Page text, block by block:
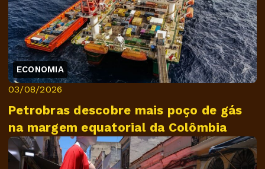
ECONOMIA
03/08/2026
Petrobras descobre mais poço de gás
na margem equatorial da Colômbia